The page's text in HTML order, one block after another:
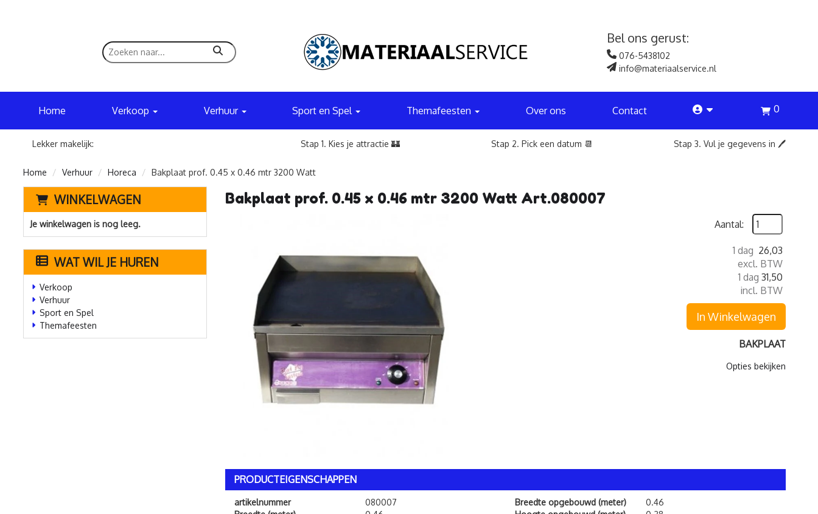
zoeken
Bel ons gerust:
076-5438102
info@materiaalservice.nl
Home Verkoop Verhuur Sport en Spel Themafeesten Over ons Contact account 0
Lekker makelijk: Stap 1. Kies je attractie 🏰 Stap 2. Pick een datum 📆 Stap 3. Vul je gegevens in 🖊️
Home Verhuur Horeca Bakplaat prof. 0.45 x 0.46 mtr 3200 Watt
WINKELWAGEN
Je winkelwagen is nog leeg.
WAT WIL JE HUREN
Verkoop
Verhuur
Sport en Spel
Themafeesten
Bakplaat prof. 0.45 x 0.46 mtr 3200 Watt Art.080007
Aantal:
1 dag 26,03
excl. BTW
1 dag 31,50
incl. BTW
In Winkelwagen
BAKPLAAT
Opties bekijken
PRODUCTEIGENSCHAPPEN
artikelnummer
080007
Breedte opgebouwd (meter)
0.46